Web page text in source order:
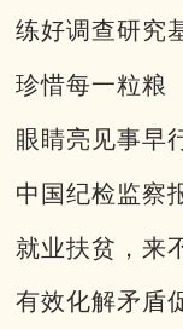
练好调查研究
珍惜每一粒粮
眼睛亮见事早
中国纪检监察
就业扶贫，来
有效化解矛盾